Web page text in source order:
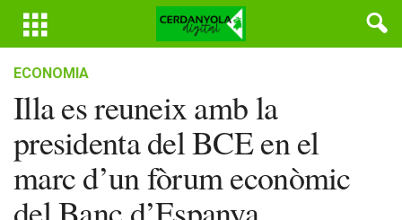
ECONOMIA
Illa es reuneix amb la
presidenta del BCE en el
marc d’un fòrum econòmic